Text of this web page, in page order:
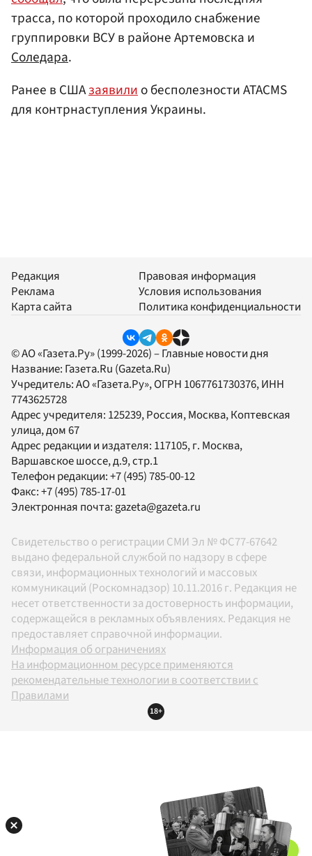
трасса, по которой проходило снабжение
группировки ВСУ в районе Артемовска и
Соледара.
Ранее в СШАзаявилио бесполезности ATACMS
для контрнаступления Украины.
Редакция
Реклама
Карта сайта
Правовая информация
Условия использования
Политика конфиденциальности
© АО «Газета.Ру» (1999-2026) – Главные новости дня
Название: Газета.Ru (Gazeta.Ru)
Учредитель:АО «Газета.Ру», ОГРН 1067761730376, ИНН
7743625728
Адрес учредителя: 125239, Россия, Москва, Коптевская
улица, дом 67
Адрес редакции и издателя: 117105, г. Москва,
Варшавское шоссе, д.9, стр.1
Телефон редакции:+7 (495) 785-00-12
Факс:+7 (495) 785-17-01
Электронная почта: gazeta@gazeta.ru
Свидетельство о регистрации СМИ Эл № ФС77-67642
выдано федеральной службой по надзору в сфере
связи, информационных технологий и массовых
коммуникаций (Роскомнадзор) 10.11.2016 г. Редакция не
несет ответственности за достоверность информации,
содержащейся в рекламных объявлениях. Редакция не
предоставляет справочной информации.
Информация об ограничениях
На информационном ресурсе применяются
рекомендательные технологии в соответствии с
Правилами
18+